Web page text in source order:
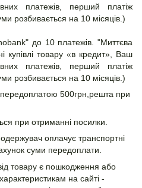
платежів, перший платіж
розбивається на 10 місяців.)
до 10 платежів. "Миттєва
купівлі товару «в кредит», Ваш
платежів, перший платіж
розбивається на 10 місяців.)
500грн,решта при
при отриманні посилки.
оплачує транспортні
суми передоплати.
товару є пошкодження або
на сайті -